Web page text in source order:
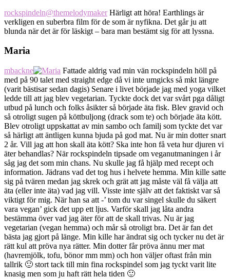
rockspindeln@themelodymakerHärligt att höra! Earthlings är
verkligen en suberbra film för de som är nyfikna. Det går ju att
blunda när det är för läskigt – bara man bestämt sig för att lyssna.
Maria
mbackne
Fattade aldrig vad min vän rockspindeln höll på
med på 90 talet med straight edge då vi inte umgicks så mkt längre
(varit bästisar sedan dagis) Senare i livet började jag med yoga vilket
ledde till att jag blev vegetarian. Tyckte dock det var svårt pga dåligt
utbud på lunch och folks åsikter så började äta fisk. Blev gravid och
så otroligt sugen på köttbuljong (drack som te) och började äta kött.
Blev otroligt uppskattat av min sambo och familj som tyckte det var
så härligt att äntligen kunna bjuda på god mat. Nu är min dotter snart
2 år. Vill jag att hon skall äta kött? Ska inte hon få veta hur djuren vi
äter behandlas? När rockspindeln tipsade om veganutmaningen i år
såg jag det som min chans. Nu skulle jag få hjälp med recept och
information. Jädrans vad det tog hus i helvete hemma. Min kille satte
sig på tvären medan jag skrek och grät att jag måste väl få välja att
äta (eller inte äta) vad jag vill. Visste inte själv att det faktiskt var så
viktigt för mig. När han sa att -’ tom du var singel skulle du säkert
vara vegan’ gick det upp ett ljus. Varför skall jag låta andra
bestämma över vad jag äter för att de skall trivas. Nu är jag
vegetarian (vegan hemma) och mår så otroligt bra. Det är fan det
bästa jag gjort på länge. Min kille har ändrat sig och tycker nu det är
rätt kul att pröva nya rätter. Min dotter får pröva ännu mer mat
(havremjölk, tofu, bönor mm mm) och hon väljer oftast från min
tallrik 🙂 stort tack till min fina rockspindel som jag tyckt varit lite
knasig men som ju haft rätt hela tiden 🙂